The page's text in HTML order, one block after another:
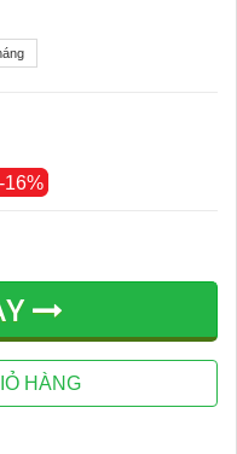
-16%
HÀNG